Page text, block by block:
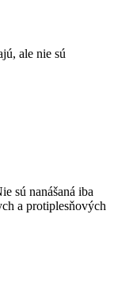
ale nie sú
sú nanášaná iba
a protiplesňových